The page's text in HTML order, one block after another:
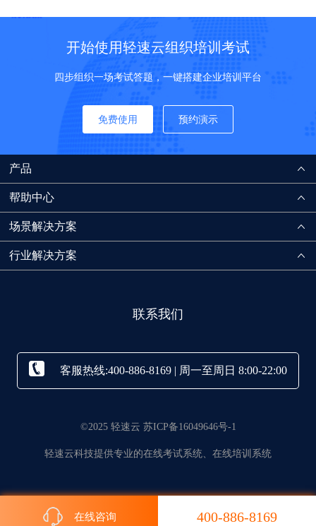
开始使用轻速云组织培训考试
四步组织一场考试答题，一键搭建企业培训平台
免费使用 预约演示
产品
帮助中心
场景解决方案
行业解决方案
联系我们
客服热线:400-886-8169 | 周一至周日 8:00-22:00
©2025 轻速云 苏ICP备16049646号-1
轻速云科技提供专业的在线考试系统、在线培训系统
在线咨询 400-886-8169